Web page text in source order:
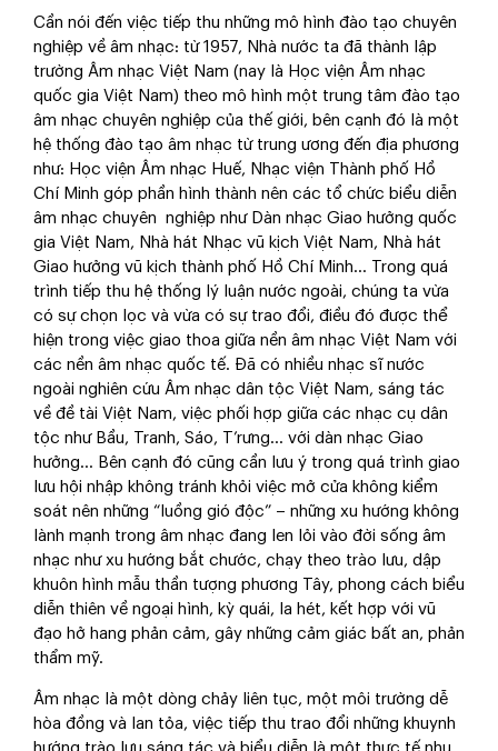
Cần nói đến việc tiếp thu những mô hình đào tạo chuyên
nghiệp về âm nhạc: từ 1957, Nhà nước ta đã thành lập
trường Âm nhạc Việt Nam (nay là Học viện Âm nhạc
quốc gia Việt Nam) theo mô hình một trung tâm đào tạo
âm nhạc chuyên nghiệp của thế giới, bên cạnh đó là một
hệ thống đào tạo âm nhạc từ trung ương đến địa phương
như: Học viện Âm nhạc Huế, Nhạc viện Thành phố Hồ
Chí Minh góp phần hình thành nên các tổ chức biểu diễn
âm nhạc chuyên nghiệp như Dàn nhạc Giao hưởng quốc
gia Việt Nam, Nhà hát Nhạc vũ kịch Việt Nam, Nhà hát
Giao hưởng vũ kịch thành phố Hồ Chí Minh... Trong quá
trình tiếp thu hệ thống lý luận nước ngoài, chúng ta vừa
có sự chọn lọc và vừa có sự trao đổi, điều đó được thể
hiện trong việc giao thoa giữa nền âm nhạc Việt Nam với
các nền âm nhạc quốc tế. Đã có nhiều nhạc sĩ nước
ngoài nghiên cứu Âm nhạc dân tộc Việt Nam, sáng tác
về đề tài Việt Nam, việc phối hợp giữa các nhạc cụ dân
tộc như Bầu, Tranh, Sáo, T’rưng... với dàn nhạc Giao
hưởng... Bên cạnh đó cũng cần lưu ý trong quá trình giao
lưu hội nhập không tránh khỏi việc mở cửa không kiểm
soát nên những “luồng gió độc” – những xu hướng không
lành mạnh trong âm nhạc đang len lỏi vào đời sống âm
nhạc như xu hướng bắt chước, chạy theo trào lưu, dập
khuôn hình mẫu thần tượng phương Tây, phong cách biểu
diễn thiên về ngoại hình, kỳ quái, la hét, kết hợp với vũ
đạo hở hang phản cảm, gây những cảm giác bất an, phản
thẩm mỹ.
Âm nhạc là một dòng chảy liên tục, một môi trường dễ
hòa đồng và lan tỏa, việc tiếp thu trao đổi những khuynh